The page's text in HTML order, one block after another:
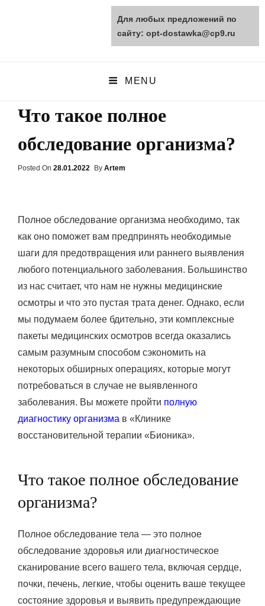
opt-dostawka.ru
MENU
Что такое полное
обследование организма?
Posted On Posted
28.01.2022 By Artem
Полное обследование организма необходимо, так
как оно поможет вам предпринять необходимые
шаги для предотвращения или раннего выявления
любого потенциального заболевания. Большинство
из нас считает, что нам не нужны медицинские
осмотры и что это пустая трата денег. Однако, если
мы подумаем более бдительно, эти комплексные
пакеты медицинских осмотров всегда оказались
самым разумным способом сэкономить на
некоторых обширных операциях, которые могут
потребоваться в случае не выявленного
заболевания. Вы можете пройти полную
диагностику организма в «Клинике
восстановительной терапии «Бионика».
Что такое полное обследование
организма?
Полное обследование тела — это полное
обследование здоровья или диагностическое
сканирование всего вашего тела, включая сердце,
почки, печень, легкие, чтобы оценить ваше текущее
состояние здоровья и выявить предупреждающие
Для любых предложений по
сайту: opt-dostawka@cp9.ru